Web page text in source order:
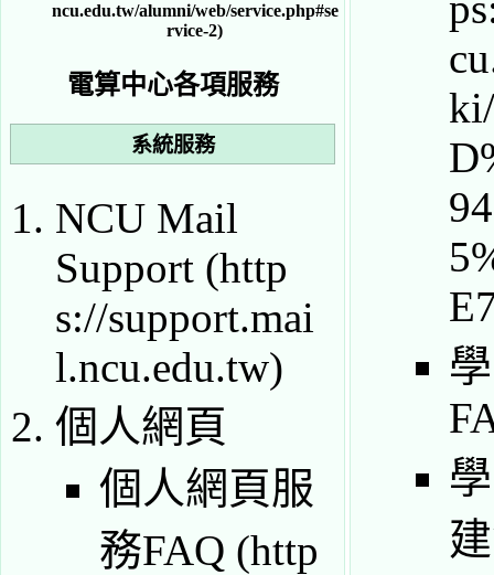
電算中心各項服務
系統服務
NCU Mail
Support
個人網頁
個人網頁服
務FAQ